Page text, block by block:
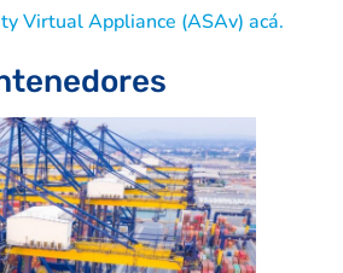
Virtual Appliance (ASAv) acá.